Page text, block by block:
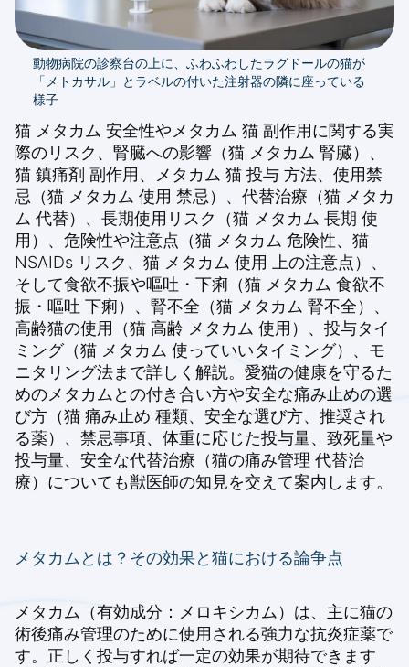
動物病院の診察台の上に、ふわふわしたラグドールの猫が
「メトカサル」とラベルの付いた注射器の隣に座っている
様子
猫 メタカム 安全性やメタカム 猫 副作用に関する実
際のリスク、腎臓への影響（猫 メタカム 腎臓）、
猫 鎮痛剤 副作用、メタカム 猫 投与 方法、使用禁
忌（猫 メタカム 使用 禁忌）、代替治療（猫 メタカ
ム 代替）、長期使用リスク（猫 メタカム 長期 使
用）、危険性や注意点（猫 メタカム 危険性、猫
NSAIDs リスク、猫 メタカム 使用 上の注意点）、
そして食欲不振や嘔吐・下痢（猫 メタカム 食欲不
振・嘔吐 下痢）、腎不全（猫 メタカム 腎不全）、
高齢猫の使用（猫 高齢 メタカム 使用）、投与タイ
ミング（猫 メタカム 使っていいタイミング）、モ
ニタリング法まで詳しく解説。愛猫の健康を守るた
めのメタカムとの付き合い方や安全な痛み止めの選
び方（猫 痛み止め 種類、安全な選び方、推奨され
る薬）、禁忌事項、体重に応じた投与量、致死量や
投与量、安全な代替治療（猫の痛み管理 代替治
療）についても獣医師の知見を交えて案内します。
メタカムとは？その効果と猫における論争点
メタカム（有効成分：メロキシカム）は、主に猫の
術後痛み管理のために使用される強力な抗炎症薬で
す。正しく投与すれば一定の効果が期待できます